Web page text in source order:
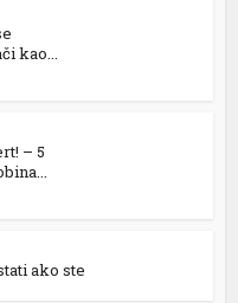
kao...
– 5
ako ste